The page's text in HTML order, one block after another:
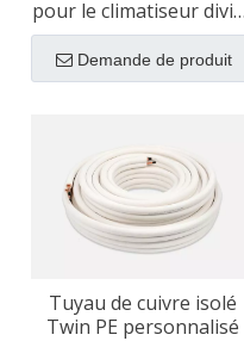
pour le climatiseur divisé
| 1/2 '3/4 ' Tailles
disponibles
Demande de produit
Tuyau de cuivre isolé
Twin PE personnalisé